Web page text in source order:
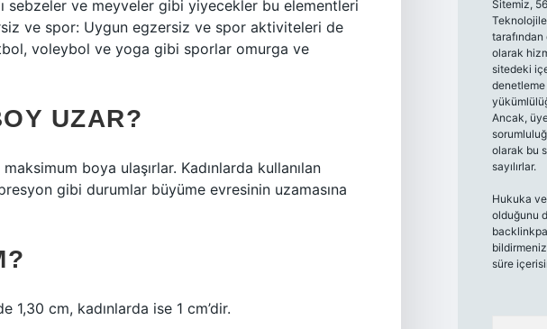
sebzeler ve meyveler gibi yiyecekler bu elementleri
ve spor: Uygun egzersiz ve spor aktiviteleri de
​​voleybol ve yoga gibi sporlar omurga ve
UZAR?
boya ulaşırlar. Kadınlarda kullanılan
gibi durumlar büyüme evresinin uzamasına
1,30 cm, kadınlarda ise 1 cm’dir.
Sitemiz,
tarafından
olarak
sitedeki
denetleme
Ancak,
olarak bu
sayılırlar.
Hukuka
olduğunu
süre